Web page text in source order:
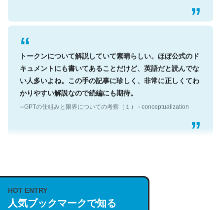
トークンについて解説していて素晴らしい。ほぼ公式のド
キュメントにも書いてあることだけど、英語だと読んでな
い人多いよね。この手の記事に珍しく、非常に正しくてわ
かりやすい解説なので続編にも期待。
説してる記事が少ないので貴重な良記事。/続編来た
https://isobe324649.hatenablog.com/entry/2023/03/27
/064121
HOT ENTRY
人気ブックマークで知る